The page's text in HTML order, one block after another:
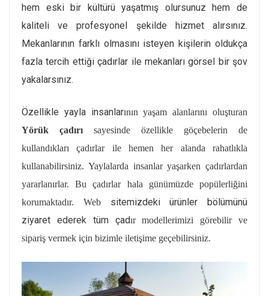
hem eski bir kültürü yaşatmış olursunuz hem de
kaliteli ve profesyonel şekilde hizmet alırsınız.
Mekanlarının farklı olmasını isteyen kişilerin oldukça
fazla tercih ettiği çadırlar ile mekanları görsel bir şov
yakalarsınız.
Özellikle yayla insanlarının yaşam alanlarını oluşturan
Yörük çadırı sayesinde özellikle göçebelerin de
kullandıkları çadırlar ile hemen her alanda rahatlıkla
kullanabilirsiniz. Yaylalarda insanlar yaşarken çadırlardan
yararlanırlar. Bu çadırlar hala günümüzde popülerliğini
korumaktadır. Websitemizdeki ürünler bölümünü
ziyaret ederek tüm çadır modellerimizi görebilir ve
sipariş vermek için bizimle iletişime geçebilirsiniz.